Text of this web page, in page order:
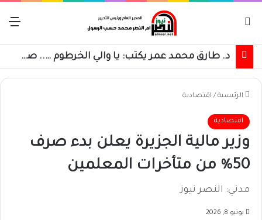
د. طارق محمد عمر يكتب: يا والي الخرطوم ….. صباح الخير يا سعادة البيه .
الرئيسية / اقتصادية
اقتصادية
وزير مالية الجزيرة يعلن بدء صرف
50% من متأخرات المعلمين
مدني: النصر نيوز
يونيو 8, 2026